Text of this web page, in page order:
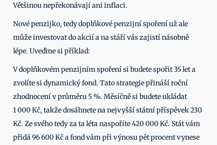
Většinou nepřekonávají ani inflaci.
Nové penzijko, tedy doplňkové penzijní spoření už ale
může investovat do akcií a na stáří vás zajistí násobně
lépe. Uveďme si příklad:
V doplňkovém penzijním spoření si budete spořit 35 let a
zvolíte si dynamický fond. Tato strategie přináší roční
zhodnocení v průměru 5 %. Měsíčně si budete ukládat
1 000 Kč, takže dosáhnete na nejvyšší státní příspěvek 230
Kč. Ze svého tedy za ta léta naspoříte 420 000 Kč. Stát vám
přidá 96 600 Kč a fond vám při výnosu pět procent vynese